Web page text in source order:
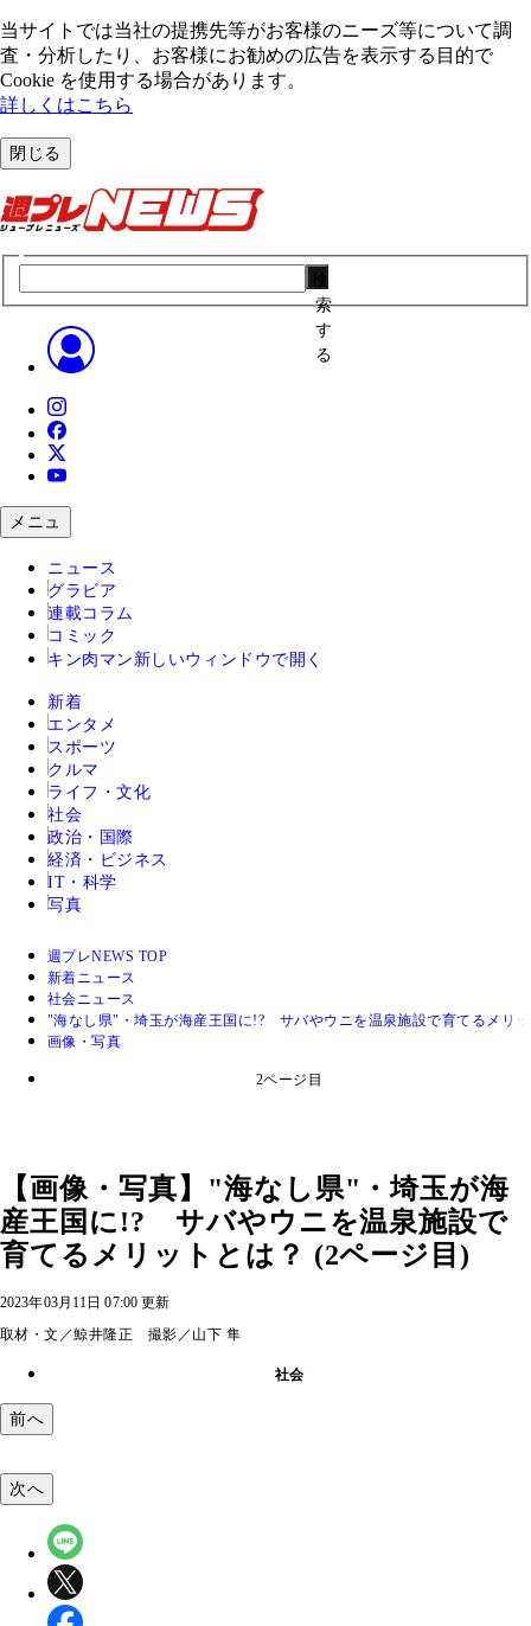
当サイトでは当社の提携先等がお客様のニーズ等について調
査・分析したり、お客様にお勧めの広告を表⽰する⽬的で
Cookie を使⽤する場合があります。
詳しくはこちら
閉じる
索
す
る
メニュ
ニュース
グラビア
連載コラム
コミック
キン肉マン 新しいウィンドウで開く
新着
エンタメ
スポーツ
クルマ
ライフ・文化
社会
政治・国際
経済・ビジネス
IT・科学
写真
週プレNEWS TOP
新着ニュース
社会ニュース
"海なし県"・埼玉が海産王国に!? サバやウニを温泉施設で育てるメリ
画像・写真
2ページ目
【画像・写真】"海なし県"・埼玉が海
産王国に!? サバやウニを温泉施設で
育てるメリットとは？ (2ページ目)
2023年03月11日 07:00 更新
取材・文／鯨井隆正 撮影／山下 隼
社会
前へ
次へ